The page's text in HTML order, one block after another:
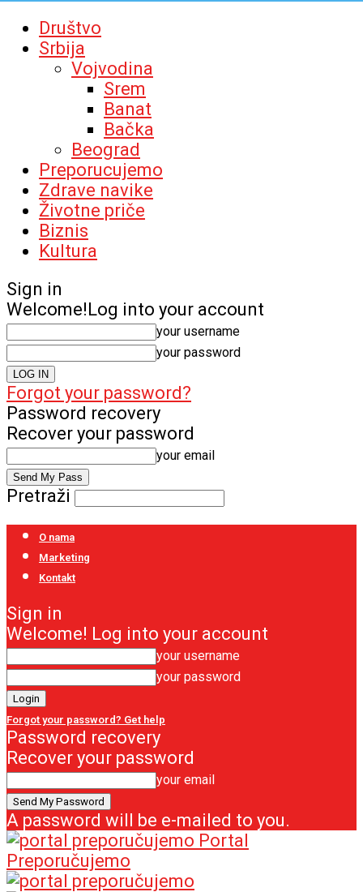
Društvo
Srbija
Vojvodina
Srem
Banat
Bačka
Beograd
Preporucujemo
Zdrave navike
Životne priče
Biznis
Kultura
Sign in
Welcome!Log into your account
your username
your password
Forgot your password?
Password recovery
Recover your password
your email
Pretraži
O nama
Marketing
Kontakt
Sign in
Welcome! Log into your account
your username
your password
Forgot your password? Get help
Password recovery
Recover your password
your email
A password will be e-mailed to you.
Portal
Preporučujemo